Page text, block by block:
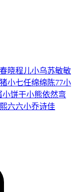
春晓程儿小乌苏敏敏
猪小七任绵绵 陈77小
小饼干小熊依然弯
六六小乔诗佳